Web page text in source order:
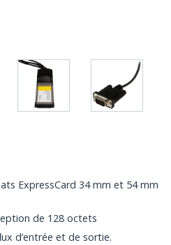
ExpressCard 34 mm et 54 mm
de 128 octets
d’entrée et de sortie.